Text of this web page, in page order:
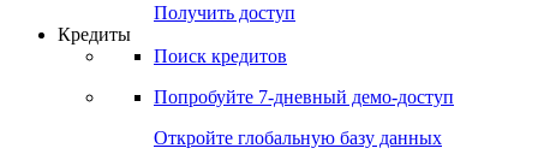
Получить доступ
Кредиты
Поиск кредитов
Попробуйте 7-дневный демо-доступ
Откройте глобальную базу данных